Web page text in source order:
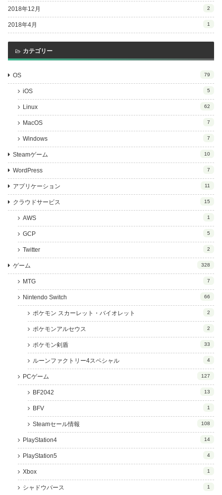
2018年12月 2
2018年4月 1
カテゴリー
OS 79
iOS 5
Linux 62
MacOS 7
Windows 7
Steamゲーム 10
WordPress 7
アプリケーション 11
クラウドサービス 15
AWS 1
GCP 5
Twitter 2
ゲーム 328
MTG 7
Nintendo Switch 66
ポケモン スカーレット・バイオレット 2
ポケモンアルセウス 2
ポケモン剣盾 33
ルーンファクトリー4スペシャル 4
PCゲーム 127
BF2042 13
BFV 1
Steamセール情報 108
PlayStation4 14
PlayStation5 4
Xbox 1
シャドウバース 1